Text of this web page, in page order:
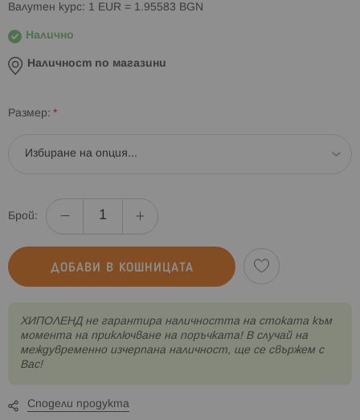
Валутен курс: 1 EUR = 1.95583 BGN
Налично
Наличност по магазини
Размер
Брой:
ДОБАВИ В КОШНИЦАТА
XИПОЛЕНД не гарантира наличността на стоката към
момента на приключване на поръчката! В случай на
междувременно изчерпана наличност, ще се свържем с
Вас!
Сподели продукта